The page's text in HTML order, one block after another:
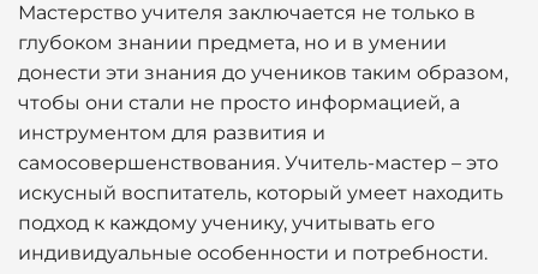
Мастерство учителя заключается не только в
глубоком знании предмета, но и в умении
донести эти знания до учеников таким образом,
чтобы они стали не просто информацией, а
инструментом для развития и
самосовершенствования. Учитель-мастер – это
искусный воспитатель, который умеет находить
подход к каждому ученику, учитывать его
индивидуальные особенности и потребности.